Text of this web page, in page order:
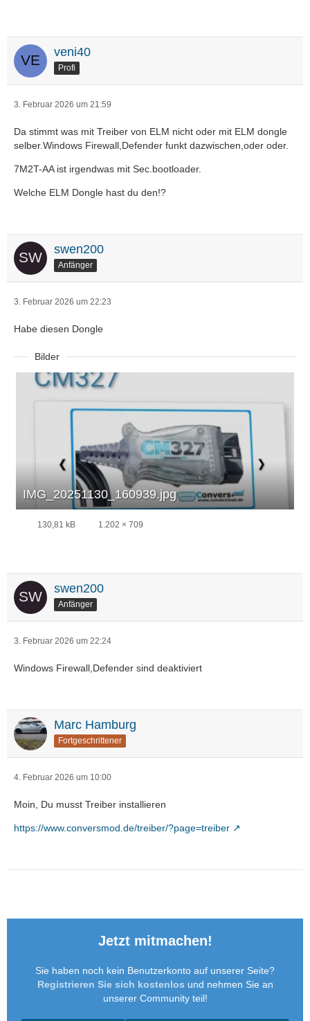
veni40
Profi
3. Februar 2026 um 21:59
Da stimmt was mit Treiber von ELM nicht oder mit ELM dongle
selber.Windows Firewall,Defender funkt dazwischen,oder oder.
7M2T-AA ist irgendwas mit Sec.bootloader.
Welche ELM Dongle hast du den!?
swen200
Anfänger
3. Februar 2026 um 22:23
Habe diesen Dongle
Bilder
IMG_20251130_160939.jpg
130,81 kB 1.202 × 709
swen200
Anfänger
3. Februar 2026 um 22:24
Windows Firewall,Defender sind deaktiviert
Marc Hamburg
Fortgeschrittener
4. Februar 2026 um 10:00
Moin, Du musst Treiber installieren
https://www.conversmod.de/treiber/?page=treiber
Jetzt mitmachen!
Sie haben noch kein Benutzerkonto auf unserer Seite?
Registrieren Sie sich kostenlos und nehmen Sie an
unserer Community teil!